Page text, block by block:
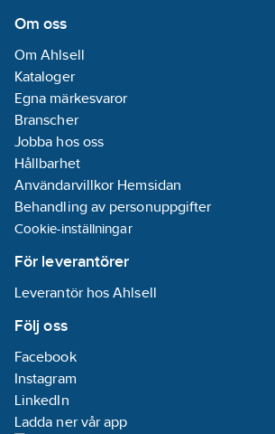
Om oss
Om Ahlsell
Kataloger
Egna märkesvaror
Branscher
Jobba hos oss
Hållbarhet
Användarvillkor Hemsidan
Behandling av personuppgifter
Cookie-inställningar
För leverantörer
Leverantör hos Ahlsell
Följ oss
Facebook
Instagram
LinkedIn
Ladda ner vår app